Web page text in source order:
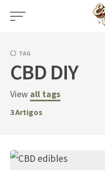
Skip
TAG
CBD DIY
View all tags
3Artigos